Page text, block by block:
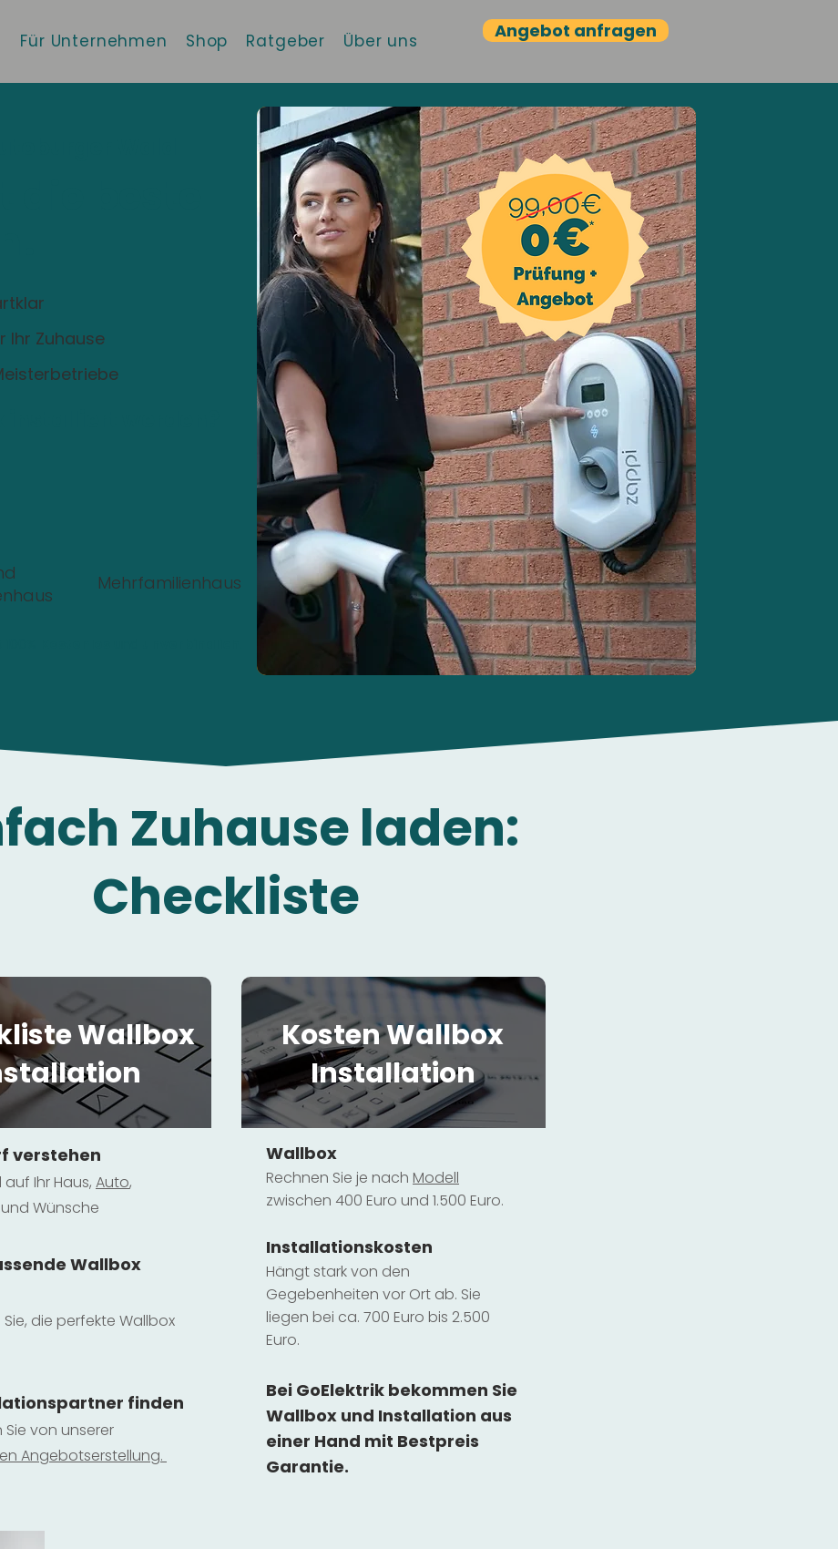
Für Unternehmen Shop Ratgeber Über uns Angebot anfragen
Ihr Zuhause
Mehrfamilienhaus
Zuhause laden:
Checkliste
Wallbox
verstehen
Ihr Haus, Auto,
Wünsche
Wallbox
die perfekte Wallbox
finden
Sie von unserer
Angebotserstellung.
Kosten Wallbox
Installation
Wallbox
Rechnen Sie je nach Modell
zwischen 400 Euro und 1.500 Euro.
Installationskosten
Hängt stark von den
Gegebenheiten vor Ort ab. Sie
liegen bei ca. 700 Euro bis 2.500
Euro.
Bei GoElektrik bekommen Sie
Wallbox und Installation aus
einer Hand mit Bestpreis
Garantie.